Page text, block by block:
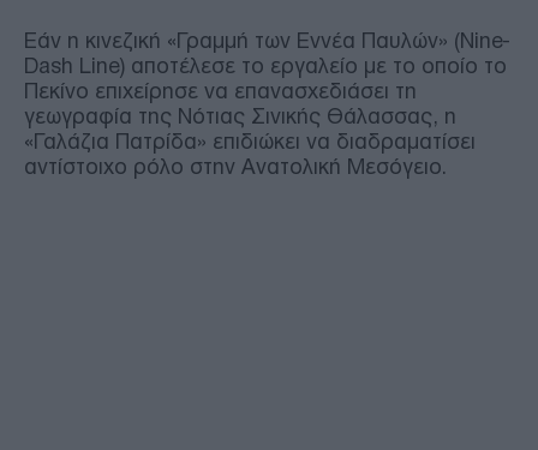
Εάν η κινεζική «Γραμμή των Εννέα Παυλών» (Nine-
Dash Line) αποτέλεσε το εργαλείο με το οποίο το
Πεκίνο επιχείρησε να επανασχεδιάσει τη
γεωγραφία της Νότιας Σινικής Θάλασσας, η
«Γαλάζια Πατρίδα» επιδιώκει να διαδραματίσει
αντίστοιχο ρόλο στην Ανατολική Μεσόγειο.